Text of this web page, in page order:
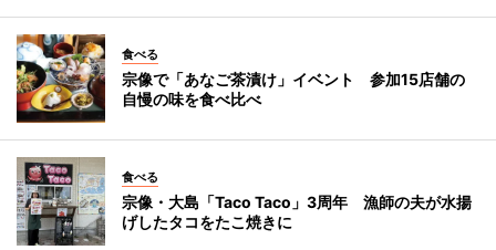
食べる
宗像で「あなご茶漬け」イベント 参加15店舗の
自慢の味を食べ比べ
食べる
宗像・大島「Taco Taco」3周年 漁師の夫が水揚
げしたタコをたこ焼きに